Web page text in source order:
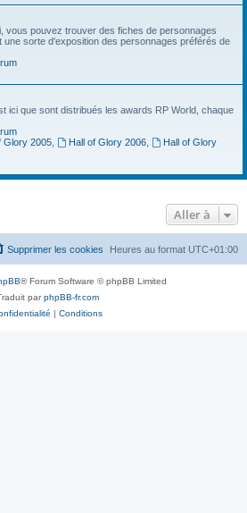
vous pouvez trouver des fiches de personnages
une sorte d'exposition des personnages préférés de
ici que sont distribués les awards RP World, chaque
Glory 2005, Hall of Glory 2006,
Hall of Glory
Aller à
Heures au format UTC+01:00
Supprimer les cookies
® Forum Software © phpBB Limited
parphpBB-fr.com
| Conditions